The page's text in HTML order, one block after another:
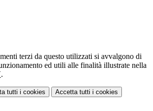
terzi da questo utilizzati si avvalgono di
ed utili alle finalità illustrate nella
.
tutti i cookies Accetta tutti i cookies